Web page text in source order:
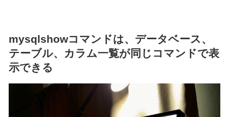
mysqlshowコマンドは、データベース、
テーブル、カラム一覧が同じコマンドで表
示できる